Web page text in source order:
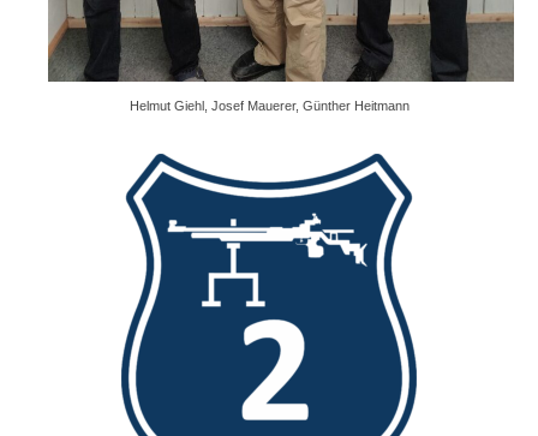
1. Mannschaft Auflage
2. Mannschaft Auflage
Mitglied werden
Sektion Am Wenzenbach
Sektionsliga Ergebnisse
Helmut Giehl, Josef Mauerer, Günther Heitmann